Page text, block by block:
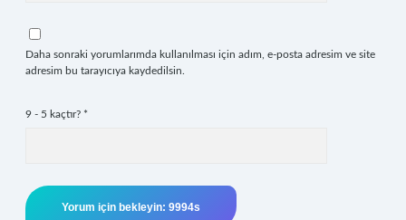
Daha sonraki yorumlarımda kullanılması için adım, e-posta adresim ve site
adresim bu tarayıcıya kaydedilsin.
9 - 5 kaçtır? *